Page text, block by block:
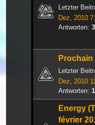
Letzter
Dez, 2010
Antworten:
Letzter
Dez, 2010
Antworten:
Energy
février